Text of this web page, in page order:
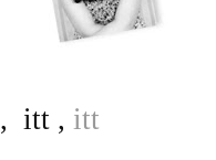
, itt , itt